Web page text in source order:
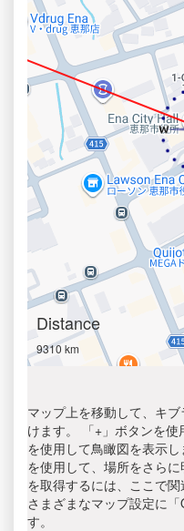
Distance
9310 km
マップ上を移動して、キ
けます。 「+」ボタンを
を使用して鳥瞰図を表示
を使用して、場所をさら
を取得するには、ここで関
さまざまなマップ設定に
す。